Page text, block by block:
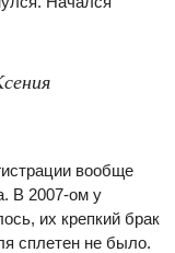
вообще
В 2007-ом у
их крепкий брак
сплетен не было.